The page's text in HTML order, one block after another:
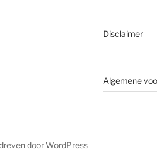
Disclaimer
Algemene
door WordPress